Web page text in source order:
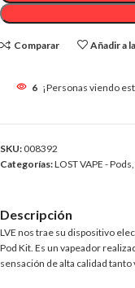
Comparar Añadir a
6 ¡Personas viendo
SKU: 008392
Categorías:LOST VAPE - Pods,
Descripción
LVE nos trae su dispositivo
Pod Kit. Es un vapeador
sensación de alta calidad